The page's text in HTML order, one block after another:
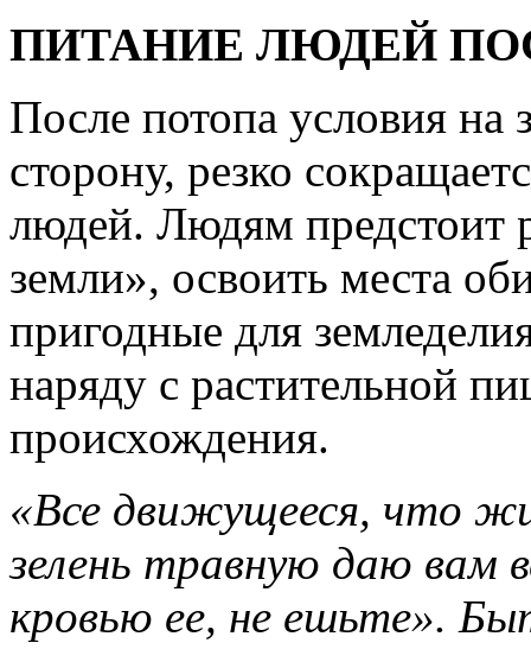
ПИТАНИЕ ЛЮДЕЙ
После потопа условия
сторону, резко
людей. Людям предстоит
земли», освоить места
пригодные для
наряду с растительной
происхождения.
«Все движущееся, что
зелень травную даю вам
кровью ее, не ешьте».